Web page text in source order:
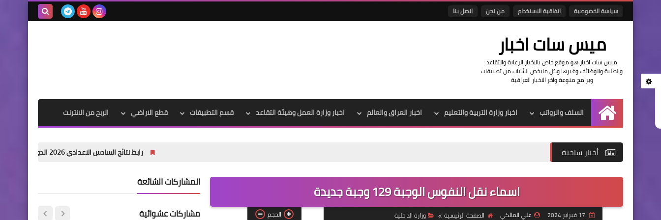
سياسة الخصوصية اتفاقية الاستخدام من نحن اتصل بنا
ميس سات اخبار
ميس سات اخبار هو موقع خاص بالاخبار الرعاية والتقاعد
والطلبة والوظائف وغيرها وكل مايخص الشباب من تطبيقات
وبرامج منوعة واخر الاخبار العراقية
الرئيسية
السلف والرواتب اخبار وزارة التربية والتعليم اخبار العراق والعالم اخبار وزارة العمل وهيئة التقاعد قسم التطبيقات قطع الاراضي الربح من الانترنت
أخبار ساخنة رابط نتائج السادس الاعدادي 2026 الدور الاول في العراق | موقع نتائجنا
اسماء نقل النفوس الوجبة 129 وجبة جديدة
علي المالكي الصفحة الرئيسية وزارة الداخلية الحجم
المشاركات الشائعة
مشاركات عشوائية
15 أغسطس 2020
توقعات الطقس خلال هذا
علي المالكي